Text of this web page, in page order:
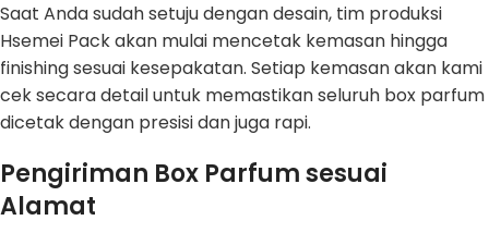
Saat Anda sudah setuju dengan desain, tim produksi
Hsemei Pack akan mulai mencetak kemasan hingga
finishing sesuai kesepakatan. Setiap kemasan akan kami
cek secara detail untuk memastikan seluruh box parfum
dicetak dengan presisi dan juga rapi.
Pengiriman Box Parfum sesuai
Alamat